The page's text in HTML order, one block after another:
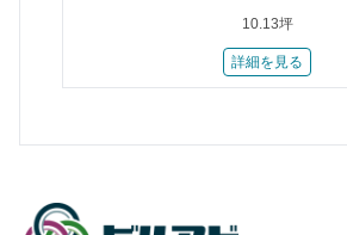
10.13坪
詳細を見る